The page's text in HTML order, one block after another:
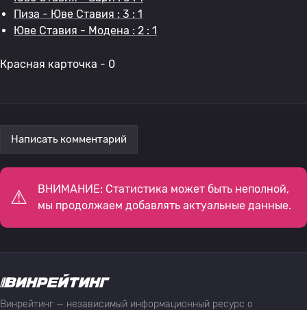
Пиза - Юве Ставия : 3 : 1
Юве Ставия - Модена : 2 : 1
Красная карточка - 0
Написать комментарий
ВНИМАНИЕ: Статистика может быть неполной,
мы продолжаем добавлять актуальные данные.
Винрейтинг — независимый информационный ресурс о